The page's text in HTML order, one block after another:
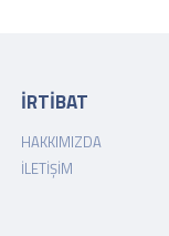
İRTİBAT
HAKKIMIZDA
İLETIŞIM